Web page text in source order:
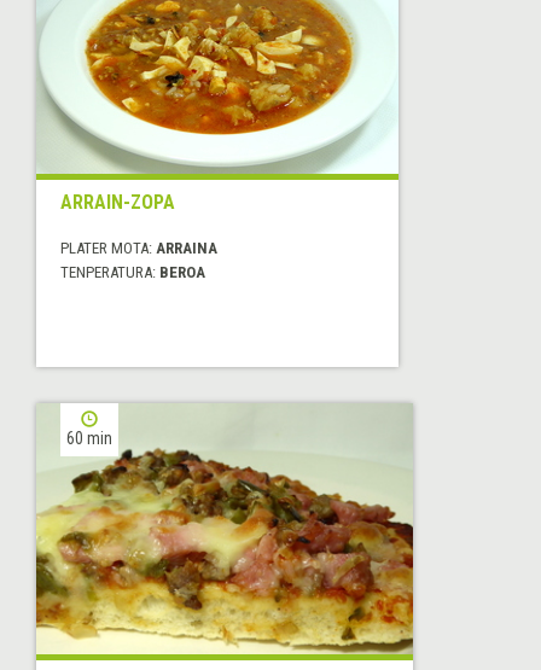
ARRAIN-ZOPA
PLATER MOTA: ARRAINA
TENPERATURA: BEROA
60 min